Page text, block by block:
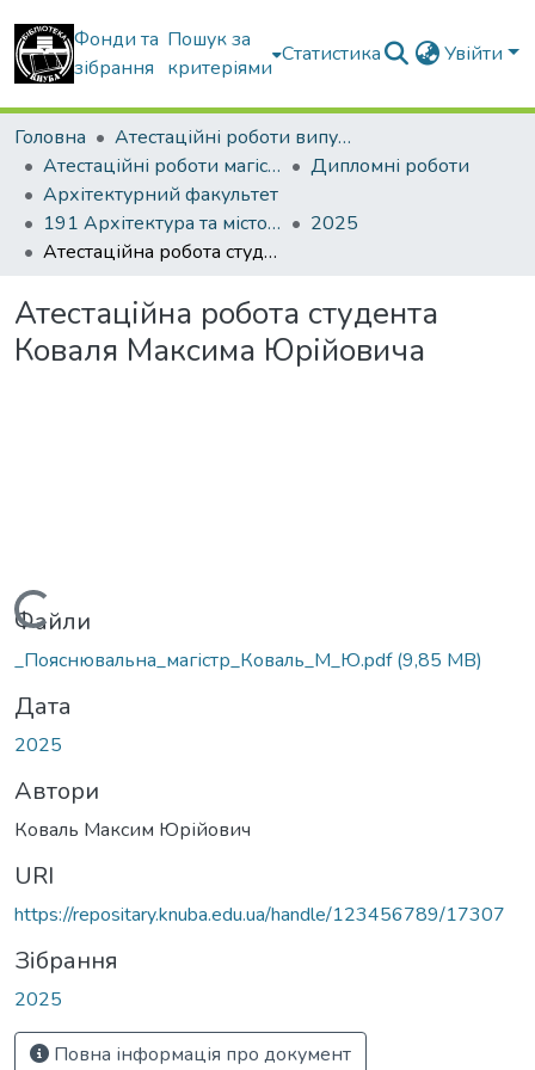
Фонди та
зібрання
Пошук за
критеріями
Статистика Увійти
Головна
Атестаційні роботи випускників
Атестаційні роботи магістрів
Дипломні роботи
Архітектурний факультет
191 Архітектура та містобудування. Дизайн архітектурного середовища
2025
Атестаційна робота студента Коваля Максима Юрійовича
Атестаційна робота студента
Коваля Максима Юрійовича
Вантажиться...
Файли
_Пояснювальна_магістр_Коваль_М_Ю.pdf(9,85 MB)
Дата
2025
Автори
Коваль Максим Юрійович
URI
https://repositary.knuba.edu.ua/handle/123456789/17307
Зібрання
2025
Повна інформація про документ